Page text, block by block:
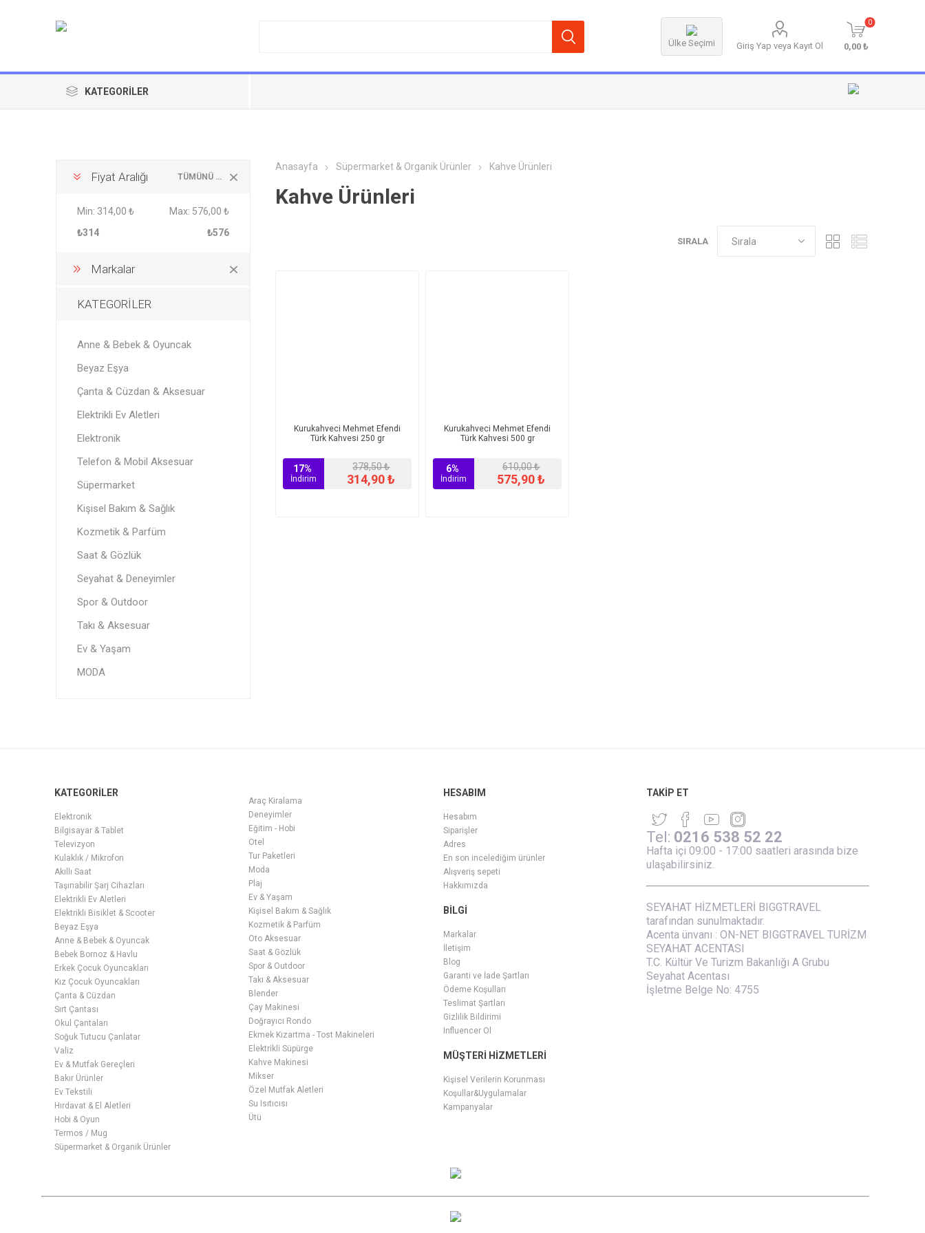
Ülke Seçimi Giriş Yap veya Kayıt Ol
0
0,00 ₺
KATEGORILER
Anasayfa Süpermarket & Organik Ürünler Kahve Ürünleri
Kahve Ürünleri
SIRALA
Kurukahveci Mehmet Efendi
Türk Kahvesi 250 gr
17%
İndirim
378,50 ₺
314,90 ₺
Kurukahveci Mehmet Efendi
Türk Kahvesi 500 gr
6%
İndirim
610,00 ₺
575,90 ₺
TÜMÜNÜ TEMIZLE
Fiyat Aralığı
Min: 314,00 ₺ Max: 576,00 ₺
₺314
₺576
Markalar
KATEGORİLER
Anne & Bebek & Oyuncak
Beyaz Eşya
Çanta & Cüzdan & Aksesuar
Elektrikli Ev Aletleri
Elektronik
Telefon & Mobil Aksesuar
Süpermarket
Kişisel Bakım & Sağlık
Kozmetik & Parfüm
Saat & Gözlük
Seyahat & Deneyimler
Spor & Outdoor
Takı & Aksesuar
Ev & Yaşam
MODA
KATEGORİLER
Elektronik
Bilgisayar & Tablet
Televizyon
Kulaklık / Mikrofon
Akıllı Saat
Taşınabilir Şarj Cihazları
Elektrikli Ev Aletleri
Elektrikli Bisiklet & Scooter
Beyaz Eşya
Anne & Bebek & Oyuncak
Bebek Bornoz & Havlu
Erkek Çocuk Oyuncakları
Kız Çocuk Oyuncakları
Çanta & Cüzdan
Sırt Çantası
Okul Çantaları
Soğuk Tutucu Çanlatar
Valiz
Ev & Mutfak Gereçleri
Bakır Ürünler
Ev Tekstili
Hırdavat & El Aletleri
Hobi & Oyun
Termos / Mug
Süpermarket & Organik Ürünler
Araç Kiralama
Deneyimler
Eğitim - Hobi
Otel
Tur Paketleri
Moda
Plaj
Ev & Yaşam
Kişisel Bakım & Sağlık
Kozmetik & Parfüm
Oto Aksesuar
Saat & Gözlük
Spor & Outdoor
Takı & Aksesuar
Blender
Çay Makinesi
Doğrayıcı Rondo
Ekmek Kızartma - Tost Makineleri
Elektrikli Süpürge
Kahve Makinesi
Mikser
Özel Mutfak Aletleri
Su Isıtıcısı
Ütü
HESABIM
Hesabım
Siparişler
Adres
En son incelediğim ürünler
Alışveriş sepeti
Hakkımızda
BILGI
Markalar
İletişim
Blog
Garanti ve İade Şartları
Ödeme Koşulları
Teslimat Şartları
Gizlilik Bildirimi
Influencer Ol
MÜŞTERI HIZMETLERI
Kişisel Verilerin Korunması
Koşullar&Uygulamalar
Kampanyalar
TAKIP ET
Tel: 0216 538 52 22
Hafta içi 09:00 - 17:00 saatleri arasında bize
ulaşabilirsiniz.
SEYAHAT HİZMETLERİ BIGGTRAVEL
tarafından sunulmaktadır.
Acenta ünvanı : ON-NET BIGGTRAVEL TURİZM
SEYAHAT ACENTASI
T.C. Kültür Ve Turizm Bakanlığı A Grubu
Seyahat Acentası
İşletme Belge No: 4755